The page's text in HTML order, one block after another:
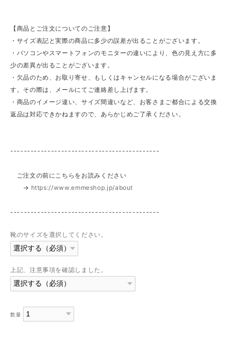
【商品とご注文についてのご注意】
・サイズ表記と実際の商品に多少の誤差が出ることがございます。
・パソコンやスマートフォンのモニターの違いにより、色の見え方に多
少の差異が出ることがございます。
・欠品のため、お取り寄せ、もしくはキャンセルになる場合がございま
す。その際は、メールにてご連絡差し上げます。
・商品のイメージ違い、サイズ間違いなど、お客さまご都合による交換
返品は対応できかねますので、あらかじめご了承ください。
--------------------------------------------
ご注文の前にこちらをお読みください
→ https://www.emmeshop.jp/about
--------------------------------------------
靴のサイズを選択してください。
上記、注意事項を確認しました。
数量